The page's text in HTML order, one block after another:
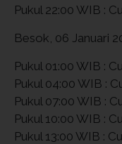
Pukul 22:00 WIB :
Besok, 06 Januari
Pukul 01:00 WIB :
Pukul 04:00 WIB :
Pukul 07:00 WIB :
Pukul 10:00 WIB :
Pukul 13:00 WIB :